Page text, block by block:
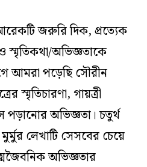
জরুরি দিক, প্রত্যেক
অভিজ্ঞতাকে
আমরা পড়েছি সৌরীন
স্মৃতিচারণা, গায়ত্রী
পড়ানোর অভিজ্ঞতা। চতুর্থ
লেখাটি সেসবের চেয়ে
অভিজ্ঞতার